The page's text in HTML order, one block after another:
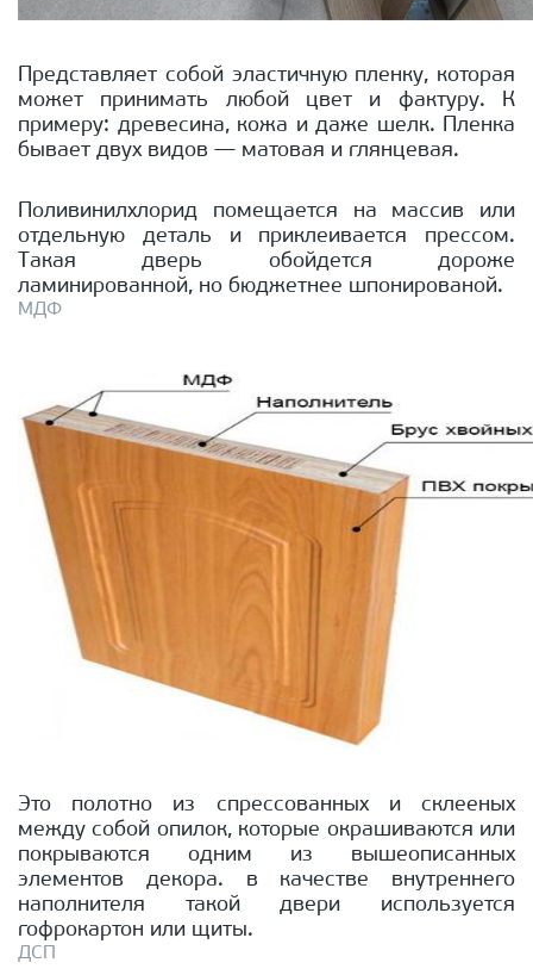
Представляет собой эластичную пленку, которая
может принимать любой цвет и фактуру. К
примеру: древесина, кожа и даже шелк. Пленка
бывает двух видов — матовая и глянцевая.
Поливинилхлорид помещается на массив или
отдельную деталь и приклеивается прессом.
Такая дверь обойдется дороже
ламинированной, но бюджетнее шпонированой.
МДФ
Это полотно из спрессованных и склееных
между собой опилок, которые окрашиваются или
покрываются одним из вышеописанных
элементов декора. в качестве внутреннего
наполнителя такой двери используется
гофрокартон или щиты.
ДСП